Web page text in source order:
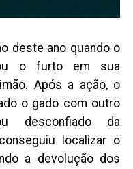
deste ano quando o
o furto em sua
Após a ação, o
o gado com outro
desconfiado da
localizar o
a devolução dos